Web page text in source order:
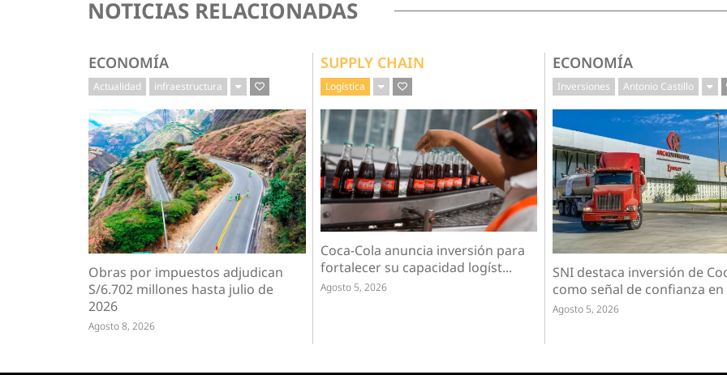
NOTICIAS RELACIONADAS
ECONOMÍA
Actualidad infraestructura
Obras por impuestos adjudican
S/6.702 millones hasta julio de
2026
Agosto 8, 2026
SUPPLY CHAIN
Logística
Coca-Cola anuncia inversión para
fortalecer su capacidad logíst...
Agosto 5, 2026
ECONOMÍA
Inversiones Antonio Castillo
SNI destaca inversión de
como señal de confianza en
Agosto 5, 2026